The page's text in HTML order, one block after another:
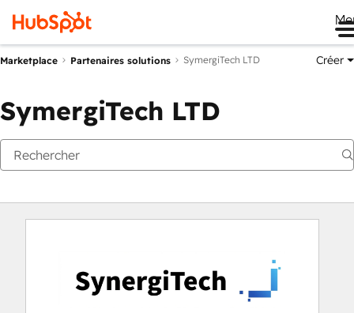
Marketplace Partenaires solutions SymergiTech LTD Créer
SymergiTech LTD